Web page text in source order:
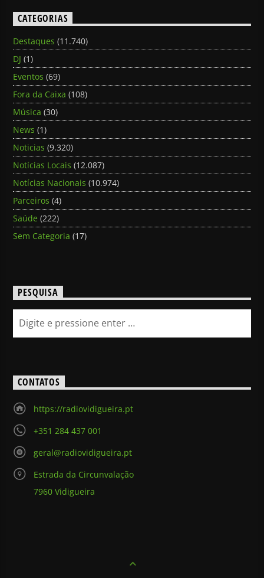
CATEGORIAS
Destaques (11.740)
DJ (1)
Eventos (69)
Fora da Caixa (108)
Música (30)
News (1)
Noticias (9.320)
Notícias Locais (12.087)
Notícias Nacionais (10.974)
Parceiros (4)
Saúde (222)
Sem Categoria (17)
PESQUISA
CONTATOS
https://radiovidigueira.pt
+351 284 437 001
geral@radiovidigueira.pt
Estrada da Circunvalação
7960 Vidigueira